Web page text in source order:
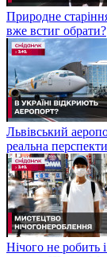
Природне
вже встиг обрати?
Львівський
реальна
Нічого не робить